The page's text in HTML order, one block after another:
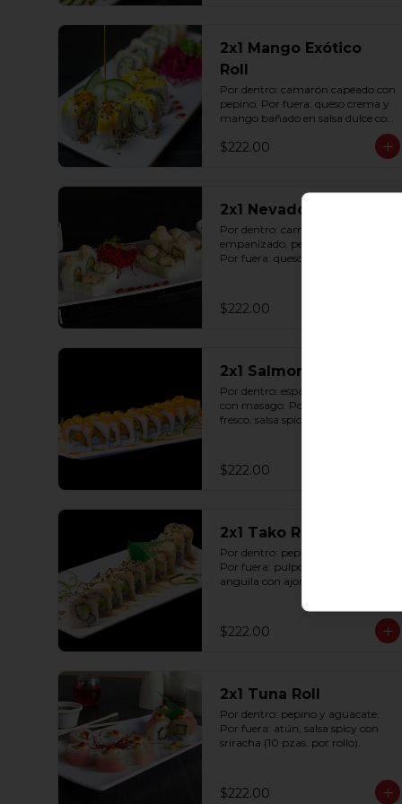
2x1 Mango Exótico
Roll
Por dentro: camarón capeado con
pepino. Por fuera: queso crema y
mango bañado en salsa dulce con
$222.00
2x1 Nevado Roll
Por dentro: camarón
empanizado, pepino y aguacate.
Por fuera: queso crema y tampico
$222.00
2x1 Salmon Roll
Por dentro: espárrago capeado
con masago. Por fuera: salmón
fresco, salsa spicy con sriracha (10
$222.00
2x1 Tako Roll
Por dentro: pepino y aguacate.
Por fuera: pulpo, queso y salsa de
anguila con ajonjolí (10 pzas. por
$222.00
2x1 Tuna Roll
Por dentro: pepino y aguacate.
Por fuera: atún, salsa spicy con
sriracha (10 pzas. por rollo).
$222.00